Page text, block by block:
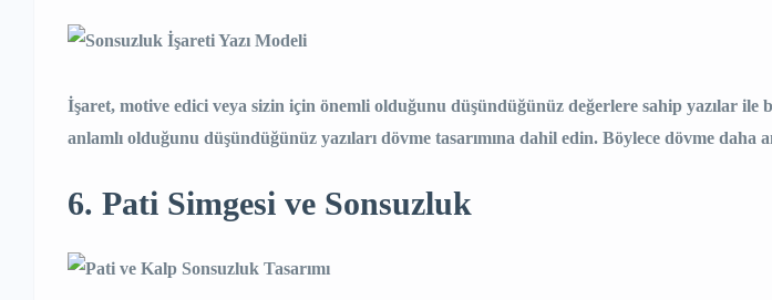
İşaret, motive edici veya sizin için önemli olduğunu düşündüğünüz değerlere sahip yazılar
anlamlı olduğunu düşündüğünüz yazıları dövme tasarımına dahil edin. Böylece dövme daha
6. Pati Simgesi ve Sonsuzluk